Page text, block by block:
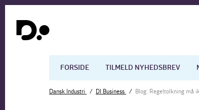
FORSIDE TILMELD NYHEDSBREV
Dansk Industri DI Business Blog: Regeltolkning må